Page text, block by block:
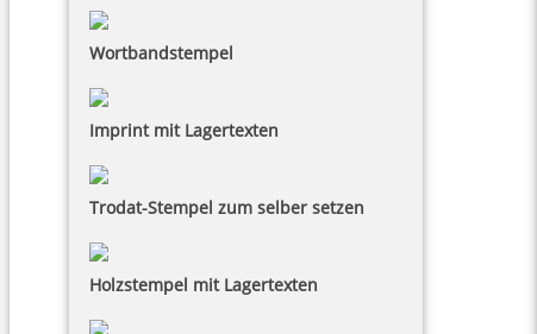
Wortbandstempel
Imprint mit Lagertexten
Trodat-Stempel zum selber setzen
Holzstempel mit Lagertexten